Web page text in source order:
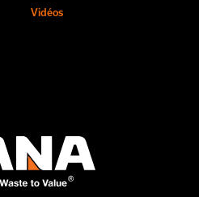
Vidéos